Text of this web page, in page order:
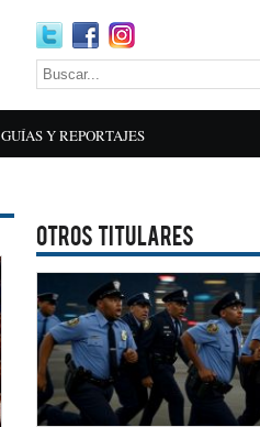
GUÍAS Y REPORTAJES
OTROS TITULARES